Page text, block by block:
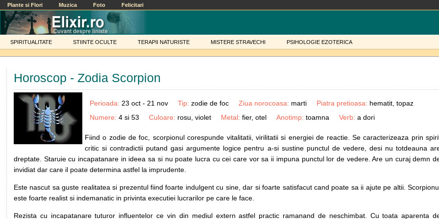
Plante si Flori Muzica Foto Felicitari
SPIRITUALITATE STIINTE OCULTE TERAPII NATURISTE MISTERE STRAVECHI PSIHOLOGIE EZOTERICA
Horoscop - Zodia Scorpion
Perioada: 23 oct - 21 nov Tip: zodie de foc Ziua norocoasa: marti Piatra pretioasa: hematit, topaz
Numere: 4 si 53 Culoare: rosu, violet Metal: fier, otel Anotimp: toamna Verb: a dori
Fiind o zodie de foc, scorpionul corespunde vitalitatii, virilitatii si energiei de reactie. Se caracterizeaza prin
critic si contradictii putand gasi argumente logice pentru a-si sustine punctul de vedere, desi nu totdeauna
dreptate. Staruie cu incapatanare in ideea sa si nu poate lucra cu cei care vor sa ii impuna punctul lor de vedere. Are un curaj demn
invidiat dar care il poate determina astfel la imprudente.
Este nascut sa guste realitatea si prezentul fiind foarte indulgent cu sine, dar si foarte satisfacut cand poate sa ii ajute pe altii.
este foarte realist si indemanatic in privinta executiei lucrarilor pe care le face.
Rezista cu incapatanare tuturor influentelor ce vin din mediul extern astfel practic ramanand de neschimbat. Cu toata aparenta